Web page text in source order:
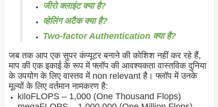
जीरो क्लाइंट क्या है?
व्हेलिंग अटैक क्या है?
Two-factor Authentication क्या है?
जब तक आप एक सुपर कंप्यूटर बनाने की कोशिश नहीं कर रहे हैं,
माप की एक इकाई के रूप में फ्लॉप की आवश्यकता वास्तविक दुनिया
के उपयोग के लिए वास्तव में non relevant है। फ्लॉप में उनके
मूल्यों के लिए वर्तमान नामकरण है:
kiloFLOPS – 1,000 (One Thousand Flops)